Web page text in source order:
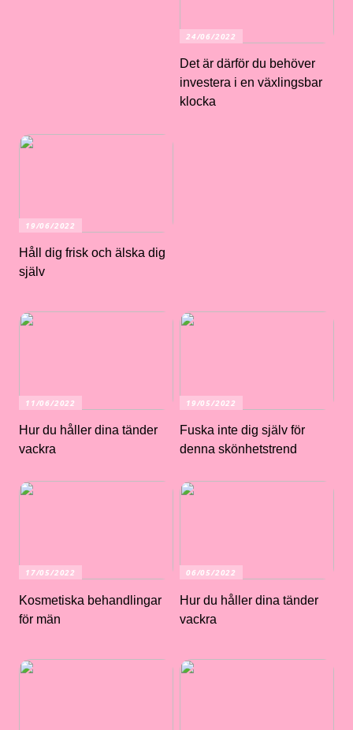
24/06/2022
Det är därför du behöver
investera i en växlingsbar
klocka
19/06/2022
Håll dig frisk och älska dig
själv
11/06/2022
Hur du håller dina tänder
vackra
19/05/2022
Fuska inte dig själv för
denna skönhetstrend
17/05/2022
Kosmetiska behandlingar
för män
06/05/2022
Hur du håller dina tänder
vackra